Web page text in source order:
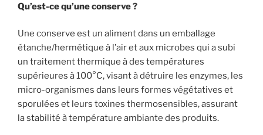
Qu’est-ce qu’une conserve ?
Une conserve est un aliment dans un emballage
étanche/hermétique à l’air et aux microbes qui a subi
un traitement thermique à des températures
supérieures à 100°C, visant à détruire les enzymes, les
micro-organismes dans leurs formes végétatives et
sporulées et leurs toxines thermosensibles, assurant
la stabilité à température ambiante des produits.